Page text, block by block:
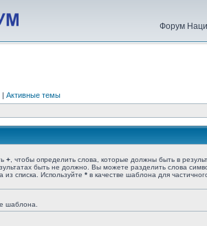
Форум
| Активные темы
+ , чтобы определить слова, которые должны быть в
быть не должно. Вы можете разделить слова
из списка. Используйте * в качестве шаблона для
шаблона.